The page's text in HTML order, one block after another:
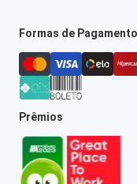
Formas de Pagamento
Prêmios